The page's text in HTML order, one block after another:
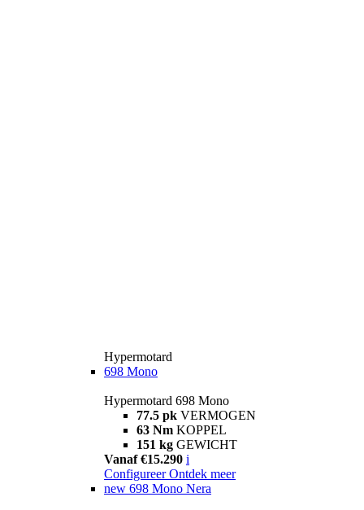
Hypermotard
698 Mono
Hypermotard 698 Mono
77.5 pk VERMOGEN
63 Nm KOPPEL
151 kg GEWICHT
Vanaf €15.290 i
Configureer Ontdek meer
new 698 Mono Nera